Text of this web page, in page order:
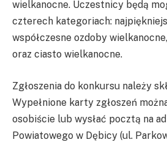
wielkanocne. Uczestnicy będą
czterech kategoriach:
współczesne ozdoby
oraz ciasto wielkanocne.
Zgłoszenia do konkursu należy
Wypełnione karty zgłoszeń
osobiście lub wysłać pocztą na
Powiatowego w Dębicy (ul.